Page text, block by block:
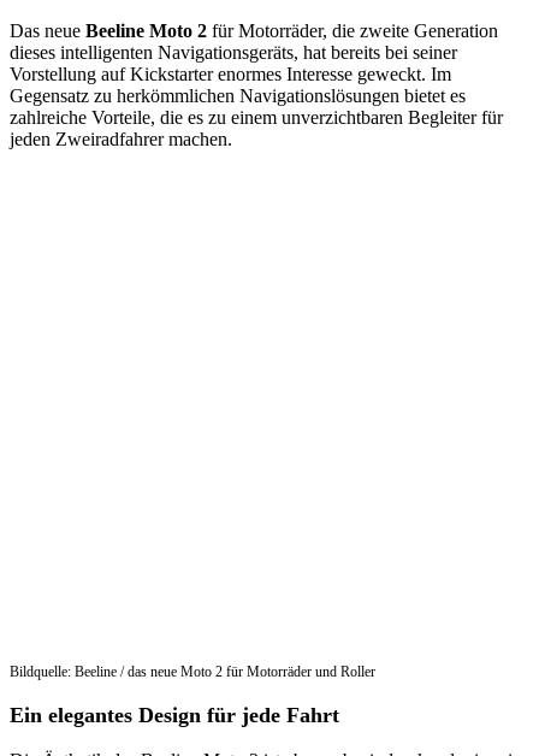
Das neue Beeline Moto 2 für Motorräder, die zweite Generation
dieses intelligenten Navigationsgeräts, hat bereits bei seiner
Vorstellung auf Kickstarter enormes Interesse geweckt. Im
Gegensatz zu herkömmlichen Navigationslösungen bietet es
zahlreiche Vorteile, die es zu einem unverzichtbaren Begleiter für
jeden Zweiradfahrer machen.
Bildquelle: Beeline / das neue Moto 2 für Motorräder und Roller
Ein elegantes Design für jede Fahrt